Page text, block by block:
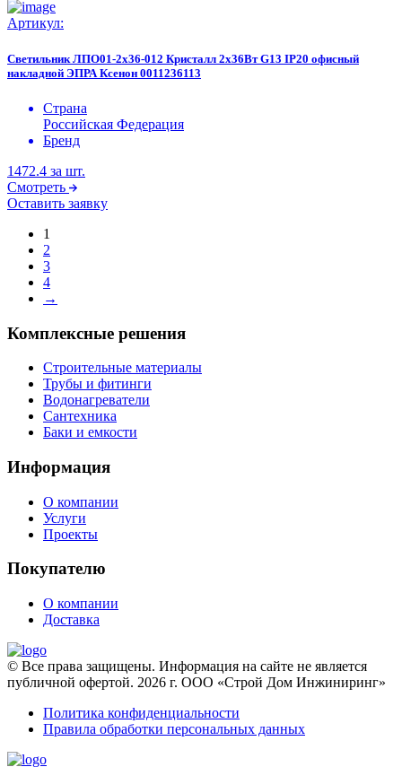
Артикул:
Светильник ЛПО01-2х36-012 Кристалл 2х36Вт G13 IP20 офисный
накладной ЭПРА Ксенон 0011236113
Страна
Российская Федерация
Бренд
1472.4 за шт.
Смотреть
Оставить заявку
1
2
3
4
→
Комплексные решения
Строительные материалы
Трубы и фитинги
Водонагреватели
Сантехника
Баки и емкости
Информация
О компании
Услуги
Проекты
Покупателю
О компании
Доставка
© Все права защищены. Информация на сайте не является
публичной офертой. 2026 г. ООО «Строй Дом Инжиниринг»
Политика конфиденциальности
Правила обработки персональных данных